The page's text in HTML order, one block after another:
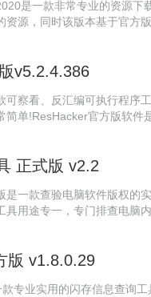
是一款非常专业的资源下
资源，同时该版本基于官方
v5.2.4.386
可察看、反汇编可执行程序
简单!ResHacker官方版软件
正式版 v2.2
是一款查验电脑软件版权的
具用途专一，专门排查电脑
版 v1.8.0.29
专业实用的闪存信息查询